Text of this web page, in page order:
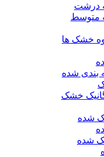
درشت
متوسط
خشک ها
بندی شده
خشک
شده
شده